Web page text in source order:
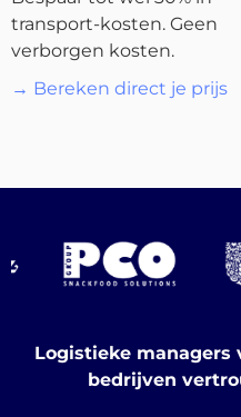
Ontdek
Nederlands
transport-kosten. Geen
verborgen kosten.
→ Bereken direct je prijs
Logistieke
bedrijven